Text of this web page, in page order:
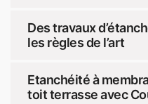
Des travaux
les règles de l’art
Etanchéité à
toit terrasse avec